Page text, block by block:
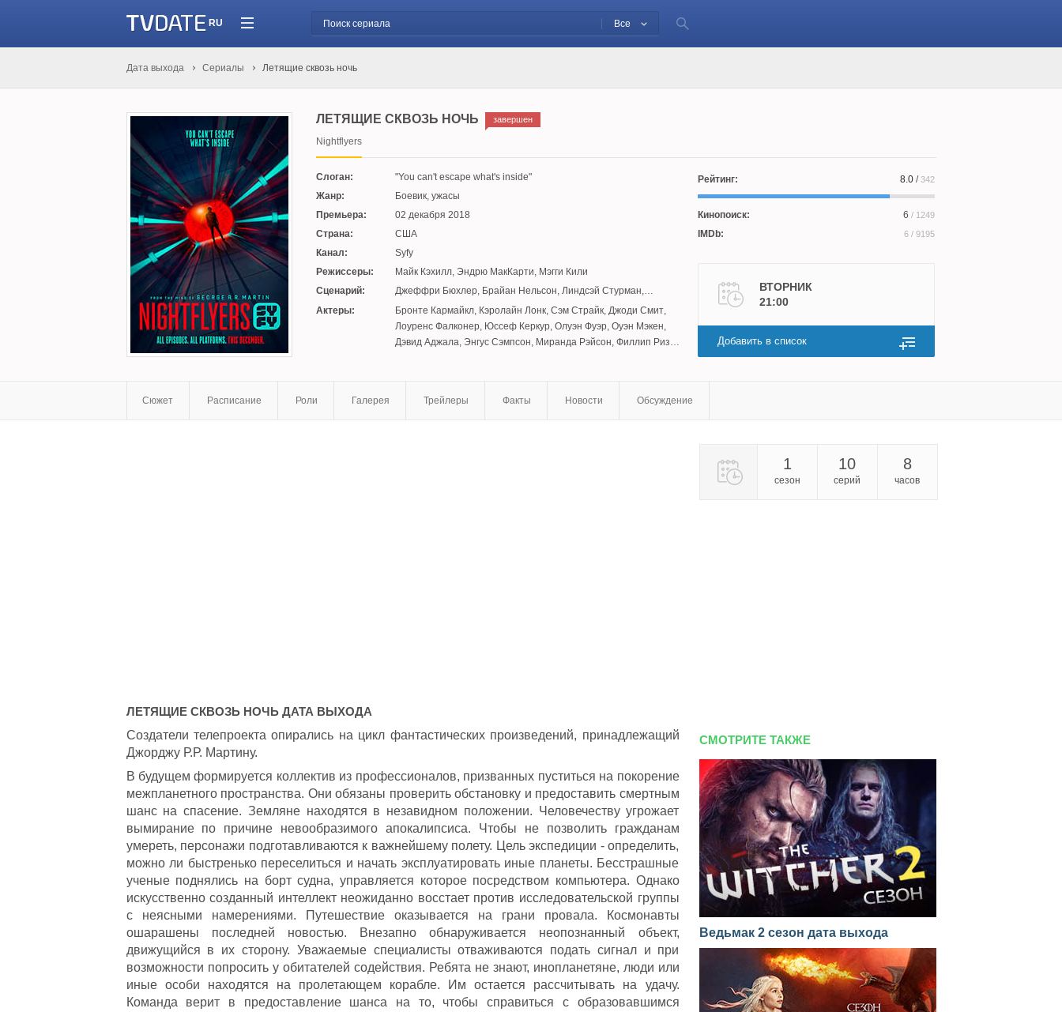
RU Все
Дата выхода Сериалы Летящие сквозь ночь
ЛЕТЯЩИЕ СКВОЗЬ НОЧЬ завершен
Nightflyers
Слоган:
You can't escape what's inside
Жанр:
Боевик, ужасы
Премьера:
02 декабря 2018
Страна:
США
Канал:
Syfy
Режиссеры:
Майк Кэхилл, Эндрю МакКарти, Мэгги Кили
Сценарий:
Джеффри Бюхлер, Брайан Нельсон, Линдсэй Стурман,
Джордж Р.Р. Мартин
Актеры: Бронте Кармайкл, Кэролайн Лонк, Сэм Страйк, Джоди Смит,
Лоуренс Фалконер, Юссеф Керкур, Олуэн Фуэр, Оуэн Мэкен,
Дэвид Аджала, Энгус Сэмпсон, Миранда Рэйсон, Филлип Риз,
Рейтинг: 8.0/342
Кинопоиск: 6 / 1249
IMDb: 6/ 9195
ВТОРНИК
21:00
Добавить в список
Сюжет Расписание Роли Галерея Трейлеры Факты Новости Обсуждение
ЛЕТЯЩИЕ СКВОЗЬ НОЧЬДАТА ВЫХОДА
Создатели телепроекта опирались на цикл фантастических произведений, принадлежащий
Джорджу Р.Р. Мартину.
В будущем формируется коллектив из профессионалов, призванных пуститься на покорение
межпланетного пространства. Они обязаны проверить обстановку и предоставить смертным
шанс на спасение. Земляне находятся в незавидном положении. Человечеству угрожает
вымирание по причине невообразимого апокалипсиса. Чтобы не позволить гражданам
умереть, персонажи подготавливаются к важнейшему полету. Цель экспедиции - определить,
можно ли быстренько переселиться и начать эксплуатировать иные планеты. Бесстрашные
ученые поднялись на борт судна, управляется которое посредством компьютера. Однако
искусственно созданный интеллект неожиданно восстает против исследовательской группы
с неясными намерениями. Путешествие оказывается на грани провала. Космонавты
ошарашены последней новостью. Внезапно обнаруживается неопознанный объект,
движущийся в их сторону. Уважаемые специалисты отваживаются подать сигнал и при
возможности попросить у обитателей содействия. Ребята не знают, инопланетяне, люди или
иные особи находятся на пролетающем корабле. Им остается рассчитывать на удачу.
Команда верит в предоставление шанса на то, чтобы справиться с образовавшимся
1
сезон
10
серий
8
часов
СМОТРИТЕ ТАКЖЕ
Ведьмак 2 сезон дата выхода